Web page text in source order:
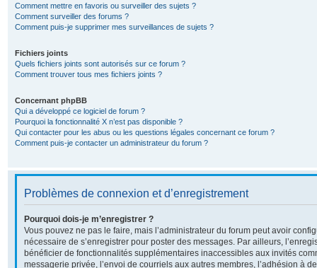
Comment mettre en favoris ou surveiller des sujets ?
Comment surveiller des forums ?
Comment puis-je supprimer mes surveillances de sujets ?
Fichiers joints
Quels fichiers joints sont autorisés sur ce forum ?
Comment trouver tous mes fichiers joints ?
Concernant phpBB
Qui a développé ce logiciel de forum ?
Pourquoi la fonctionnalité X n’est pas disponible ?
Qui contacter pour les abus ou les questions légales concernant ce forum ?
Comment puis-je contacter un administrateur du forum ?
Problèmes de connexion et d’enregistrement
Pourquoi dois-je m’enregistrer ?
Vous pouvez ne pas le faire, mais l’administrateur du forum peut avoir
nécessaire de s’enregistrer pour poster des messages. Par ailleurs,
bénéficier de fonctionnalités supplémentaires inaccessibles aux invités
messagerie privée, l’envoi de courriels aux autres membres, l’adhésion à